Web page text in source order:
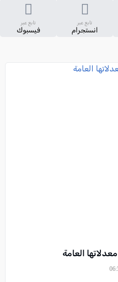
تابع عبر
انستجرام
تابع عبر
فيسبوك
العامة